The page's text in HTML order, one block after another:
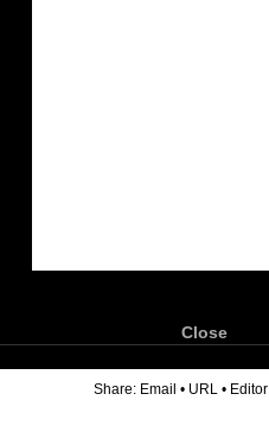
Close
Share: Email • URL • Editor